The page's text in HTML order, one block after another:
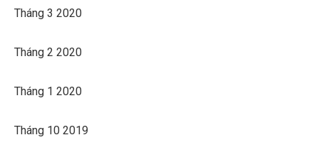
Tháng 3 2020
Tháng 2 2020
Tháng 1 2020
Tháng 10 2019